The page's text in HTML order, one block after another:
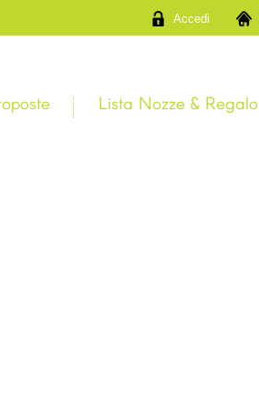
Accedi
Lista Nozze & Regalo